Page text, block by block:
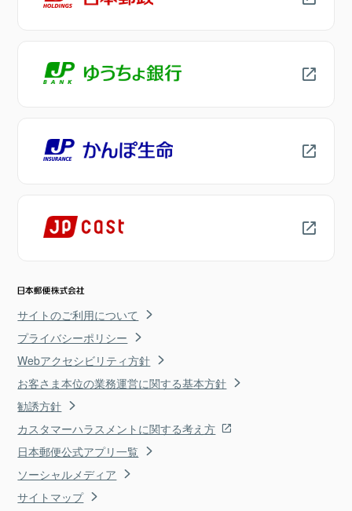
サイトのご利用について
プライバシーポリシー
Webアクセシビリティ方針
お客さま本位の業務運営に関する基本方針
勧誘方針
カスタマーハラスメントに関する考え方
日本郵便公式アプリ一覧
ソーシャルメディア
サイトマップ